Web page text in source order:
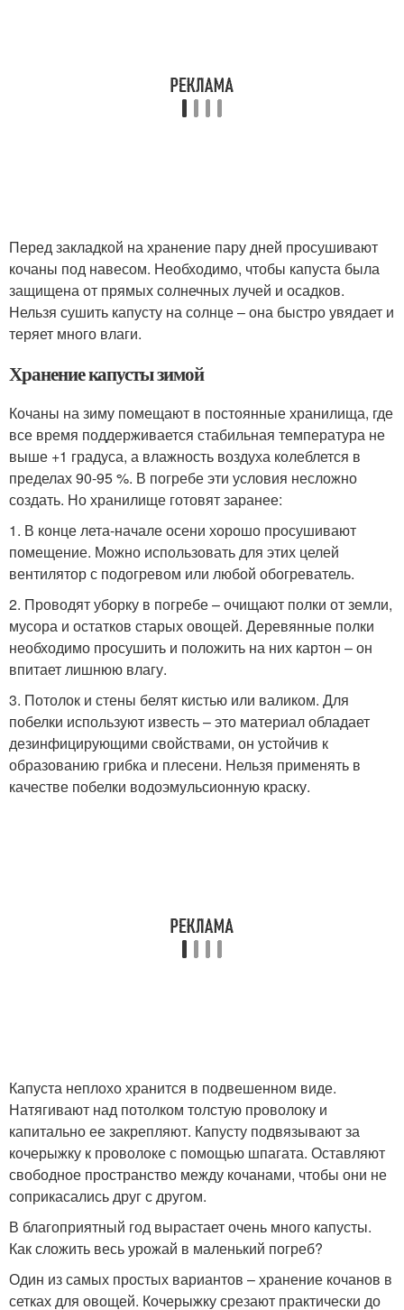
Перед закладкой на хранение пару дней просушивают
кочаны под навесом. Необходимо, чтобы капуста была
защищена от прямых солнечных лучей и осадков.
Нельзя сушить капусту на солнце – она быстро увядает и
теряет много влаги.
Хранение капусты зимой
Кочаны на зиму помещают в постоянные хранилища, где
все время поддерживается стабильная температура не
выше +1 градуса, а влажность воздуха колеблется в
пределах 90-95 %. В погребе эти условия несложно
создать. Но хранилище готовят заранее:
1. В конце лета-начале осени хорошо просушивают
помещение. Можно использовать для этих целей
вентилятор с подогревом или любой обогреватель.
2. Проводят уборку в погребе – очищают полки от земли,
мусора и остатков старых овощей. Деревянные полки
необходимо просушить и положить на них картон – он
впитает лишнюю влагу.
3. Потолок и стены белят кистью или валиком. Для
побелки используют известь – это материал обладает
дезинфицирующими свойствами, он устойчив к
образованию грибка и плесени. Нельзя применять в
качестве побелки водоэмульсионную краску.
Капуста неплохо хранится в подвешенном виде.
Натягивают над потолком толстую проволоку и
капитально ее закрепляют. Капусту подвязывают за
кочерыжку к проволоке с помощью шпагата. Оставляют
свободное пространство между кочанами, чтобы они не
соприкасались друг с другом.
В благоприятный год вырастает очень много капусты.
Как сложить весь урожай в маленький погреб?
Один из самых простых вариантов – хранение кочанов в
сетках для овощей. Кочерыжку срезают практически до